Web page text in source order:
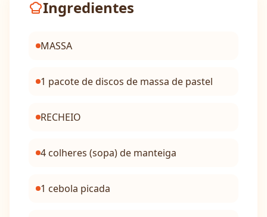
Ingredientes
MASSA
1 pacote de discos de massa de pastel
RECHEIO
4 colheres (sopa) de manteiga
1 cebola picada